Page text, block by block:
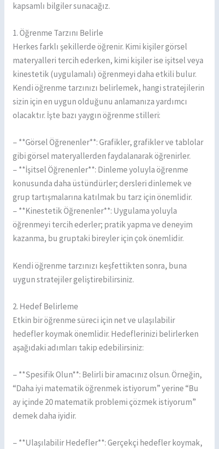
kapsamlı bilgiler sunacağız.
1. Öğrenme Tarzını Belirle
Herkes farklı şekillerde öğrenir. Kimi kişiler görsel
materyalleri tercih ederken, kimi kişiler ise işitsel veya
kinestetik (uygulamalı) öğrenmeyi daha etkili bulur.
Kendi öğrenme tarzınızı belirlemek, hangi stratejilerin
sizin için en uygun olduğunu anlamanıza yardımcı
olacaktır. İşte bazı yaygın öğrenme stilleri:
– **Görsel Öğrenenler**: Grafikler, grafikler ve tablolar
gibi görsel materyallerden faydalanarak öğrenirler.
– **İşitsel Öğrenenler**: Dinleme yoluyla öğrenme
konusunda daha üstündürler; dersleri dinlemek ve
grup tartışmalarına katılmak bu tarz için önemlidir.
– **Kinestetik Öğrenenler**: Uygulama yoluyla
öğrenmeyi tercih ederler; pratik yapma ve deneyim
kazanma, bu gruptaki bireyler için çok önemlidir.
Kendi öğrenme tarzınızı keşfettikten sonra, buna
uygun stratejiler geliştirebilirsiniz.
2. Hedef Belirleme
Etkin bir öğrenme süreci için net ve ulaşılabilir
hedefler koymak önemlidir. Hedeflerinizi belirlerken
aşağıdaki adımları takip edebilirsiniz:
– **Spesifik Olun**: Belirli bir amacınız olsun. Örneğin,
“Daha iyi matematik öğrenmek istiyorum” yerine “Bu
ay içinde 20 matematik problemi çözmek istiyorum”
demek daha iyidir.
– **Ulaşılabilir Hedefler**: Gerçekçi hedefler koymak,